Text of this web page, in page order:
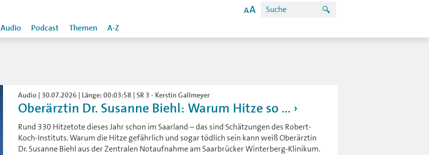
Audio Podcast Themen A-Z
Audio | 30.07.2026 | Länge: 00:03:58 | SR 3 - Kerstin Gallmeyer
Oberärztin Dr. Susanne Biehl: Warum Hitze so ...
Rund 330 Hitzetote dieses Jahr schon im Saarland – das sind Schätzungen des Robert-
Koch-Instituts. Warum die Hitze gefährlich und sogar tödlich sein kann weiß Oberärztin
Dr. Susanne Biehl aus der Zentralen Notaufnahme am Saarbrücker Winterberg-Klinikum.